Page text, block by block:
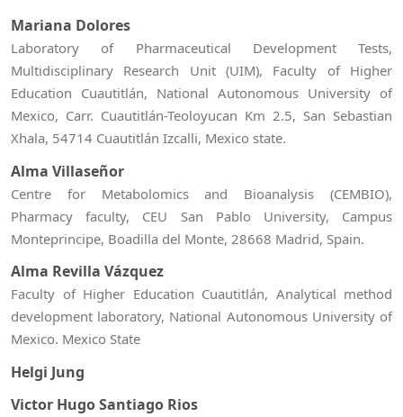
Mariana Dolores
Laboratory of Pharmaceutical Development Tests,
Multidisciplinary Research Unit (UIM), Faculty of Higher
Education Cuautitlán, National Autonomous University of
Mexico, Carr. Cuautitlán-Teoloyucan Km 2.5, San Sebastian
Xhala, 54714 Cuautitlán Izcalli, Mexico state.
Alma Villaseñor
Centre for Metabolomics and Bioanalysis (CEMBIO),
Pharmacy faculty, CEU San Pablo University, Campus
Monteprincipe, Boadilla del Monte, 28668 Madrid, Spain.
Alma Revilla Vázquez
Faculty of Higher Education Cuautitlán, Analytical method
development laboratory, National Autonomous University of
Mexico. Mexico State
Helgi Jung
Victor Hugo Santiago Rios